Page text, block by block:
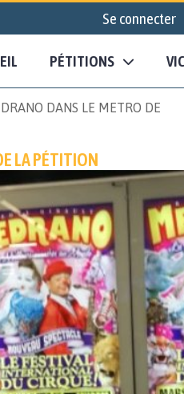
Se connecter
PÉTITIONS
DANS LE METRO DE
LA PÉTITION